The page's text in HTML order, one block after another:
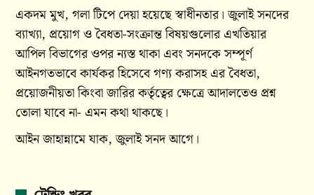
একদম মুখ, গলা টিপে দেয়া হয়েছে স্বাধীনতার। জুলাই সনদের
ব্যাখ্যা, প্রয়োগ ও বৈধতা-সংক্রান্ত বিষয়গুলোর এখতিয়ার
আপিল বিভাগের ওপর ন্যস্ত থাকা এবং সনদকে সম্পূর্ণ
আইনগতভাবে কার্যকর হিসেবে গণ্য করাসহ এর বৈধতা,
প্রয়োজনীয়তা কিংবা জারির কর্তৃত্বের ক্ষেত্রে আদালতেও প্রশ্ন
তোলা যাবে না- এমন কথা থাকছে।
আইন জাহান্নামে যাক, জুলাই সনদ আগে।